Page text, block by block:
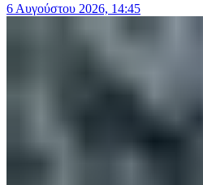
6 Αυγούστου 2026, 14:45